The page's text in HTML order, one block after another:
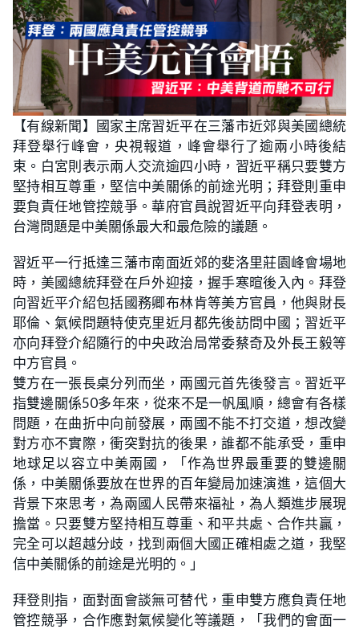
【有線新聞】國家主席習近平在三藩市近郊與美國總統
拜登舉行峰會，央視報道，峰會舉行了逾兩小時後結
束。白宮則表示兩人交流逾四小時，習近平稱只要雙方
堅持相互尊重，堅信中美關係的前途光明；拜登則重申
要負責任地管控競爭。華府官員說習近平向拜登表明，
台灣問題是中美關係最大和最危險的議題。
習近平一行抵達三藩市南面近郊的斐洛里莊園峰會場地
時，美國總統拜登在戶外迎接，握手寒暄後入內。拜登
向習近平介紹包括國務卿布林肯等美方官員，他與財長
耶倫、氣候問題特使克里近月都先後訪問中國；習近平
亦向拜登介紹隨行的中央政治局常委蔡奇及外長王毅等
中方官員。
雙方在一張長桌分列而坐，兩國元首先後發言。習近平
指雙邊關係50多年來，從來不是一帆風順，總會有各樣
問題，在曲折中向前發展，兩國不能不打交道，想改變
對方亦不實際，衝突對抗的後果，誰都不能承受，重申
地球足以容立中美兩國，「作為世界最重要的雙邊關
係，中美關係要放在世界的百年變局加速演進，這個大
背景下來思考，為兩國人民帶來福祉，為人類進步展現
擔當。只要雙方堅持相互尊重、和平共處、合作共贏，
完全可以超越分歧，找到兩個大國正確相處之道，我堅
信中美關係的前途是光明的。」
拜登則指，面對面會談無可替代，重申雙方應負責任地
管控競爭，合作應對氣候變化等議題，「我們的會面一